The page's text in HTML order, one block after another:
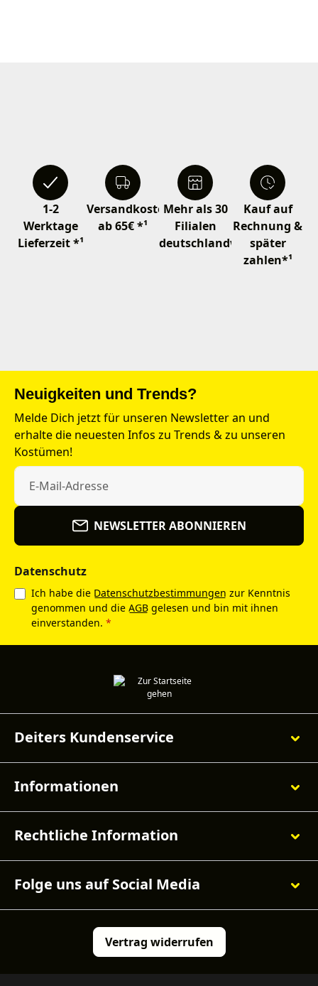
1-2
Werktage
Lieferzeit *¹
Versandkostenfrei
ab 65€ *¹
Mehr als 30
Filialen
deutschlandweit
Kauf auf
Rechnung &
später
zahlen*¹
Neuigkeiten und Trends?
Melde Dich jetzt für unseren Newsletter an und
erhalte die neuesten Infos zu Trends & zu unseren
Kostümen!
NEWSLETTER ABONNIEREN
Datenschutz
Ich habe die Datenschutzbestimmungen zur Kenntnis
genommen und die AGB gelesen und bin mit ihnen
einverstanden. *
Deiters Kundenservice
Informationen
Rechtliche Information
Folge uns auf Social Media
Vertrag widerrufen